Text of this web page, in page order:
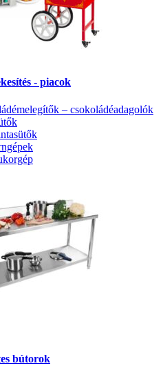
- piacok
– csokoládéadagolók
bútorok